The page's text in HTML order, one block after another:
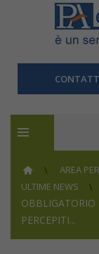
AREA
ULTIME NEWS
OBBLIGATORIO
PERCEPITI...